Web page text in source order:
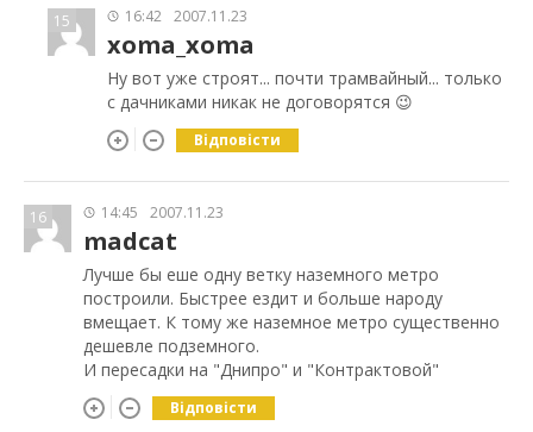
15 16:42 2007.11.23
xoma_xoma
Ну вот уже строят... почти трамвайный... только
с дачниками никак не договорятся 😉
Відповісти
16 14:45 2007.11.23
madcat
Лучше бы еше одну ветку наземного метро
построили. Быстрее ездит и больше народу
вмещает. К тому же наземное метро существенно
дешевле подземного.
И пересадки на "Днипро" и "Контрактовой"
Відповісти